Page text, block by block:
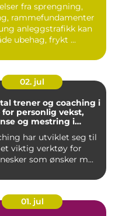
fra sprengning,
rammefundamenter
anleggstrafikk kan
ubehag, frykt ...
02. jul
trener og coaching i
for personlig vekst,
og mestring i
har utviklet seg til
viktig verktøy for
som ønsker m...
01. jul